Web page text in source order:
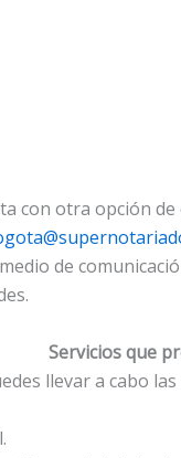
con otra opción
de
Servicios que
llevar a cabo